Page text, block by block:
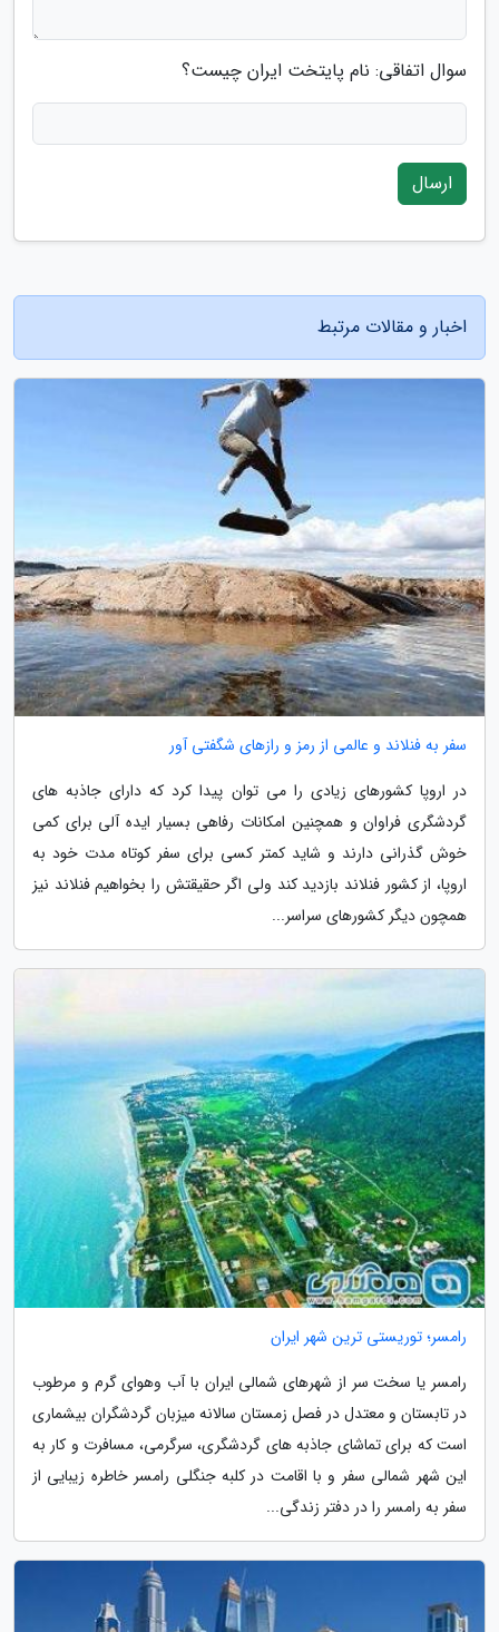
سوال اتفاقی: نام پایتخت ایران چیست؟
ارسال
اخبار و مقالات مرتبط
سفر به فنلاند و عالمی از رمز و رازهای شگفتی آور
در اروپا کشورهای زیادی را می توان پیدا کرد که دارای جاذبه های
گردشگری فراوان و همچنین امکانات رفاهی بسیار ایده آلی برای کمی
خوش گذرانی دارند و شاید کمتر کسی برای سفر کوتاه مدت خود به
اروپا، از کشور فنلاند بازدید کند ولی اگر حقیقتش را بخواهیم فنلاند نیز
همچون دیگر کشورهای سراسر...
رامسر؛ توریستی ترین شهر ایران
رامسر یا سخت سر از شهرهای شمالی ایران با آب وهوای گرم و مرطوب
در تابستان و معتدل در فصل زمستان سالانه میزبان گردشگران بیشماری
است که برای تماشای جاذبه های گردشگری، سرگرمی، مسافرت و کار به
این شهر شمالی سفر و با اقامت در کلبه جنگلی رامسر خاطره زیبایی از
سفر به رامسر را در دفتر زندگی...